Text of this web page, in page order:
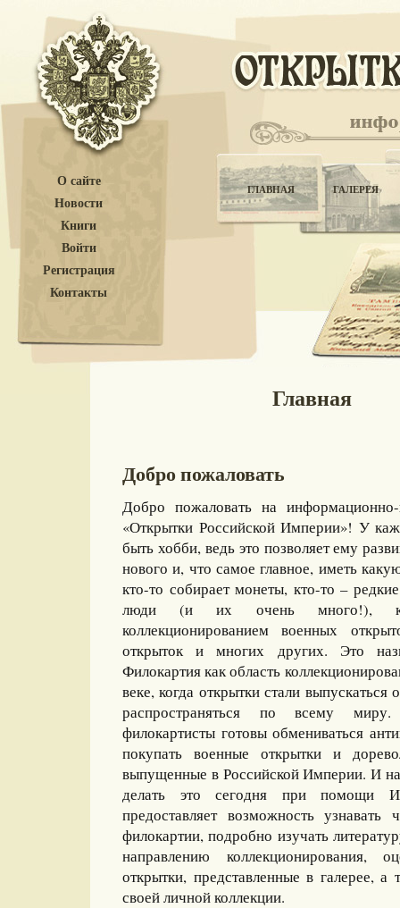
О сайте
Новости
Книги
Войти
Регистрация
Контакты
ГЛАВНАЯ ГАЛЕРЕЯ
Главная
Добро пожаловать
Добро пожаловать на информационно-
«Открытки Российской Империи»! У
быть хобби, ведь это позволяет ему
нового и, что самое главное, иметь
кто-то собирает монеты, кто-то –
люди (и их очень много!),
коллекционированием военных
открыток и многих других. Это
Филокартия как область
веке, когда открытки стали
распространяться по всему
филокартисты готовы обмениваться
покупать военные открытки и
выпущенные в Российской Империи. И
делать это сегодня при помощи
предоставляет возможность
филокартии, подробно изучать
направлению коллекционирования,
открытки, представленные в галерее, а
своей личной коллекции.